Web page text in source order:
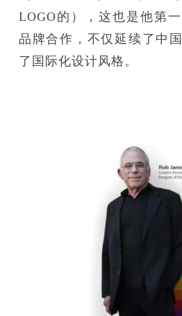
LOGO的），这也是他第
品牌合作，不仅延续了中
了国际化设计风格。